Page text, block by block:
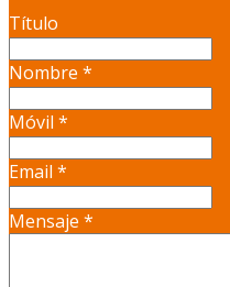
Título
Nombre *
Móvil *
Email *
Mensaje *